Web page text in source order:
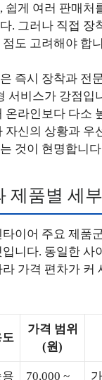
쉽게 여러 판매처
. 그러나 직접 장
도 고려해야 합
즉시 장착과 전
서비스가 강점입
온라인보다 다소
자신의 상황과 우
것이 현명합니
제품별 세
이어 주요 제품
니다. 동일한 사
가격 편차가 커
가격 범위
(원)
70,000 ~